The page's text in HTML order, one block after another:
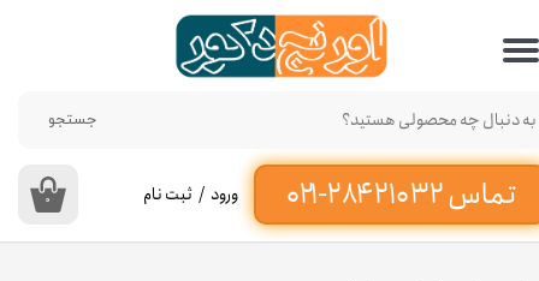
تماس ۳۲ ۲۱۰ ۲۸۴-۰۲۱‌
جستجو
۰ ورود / ثبت نام
حساب کاربری من
تغییر گذر واژه
سفارشات
خروج از حساب کاربری